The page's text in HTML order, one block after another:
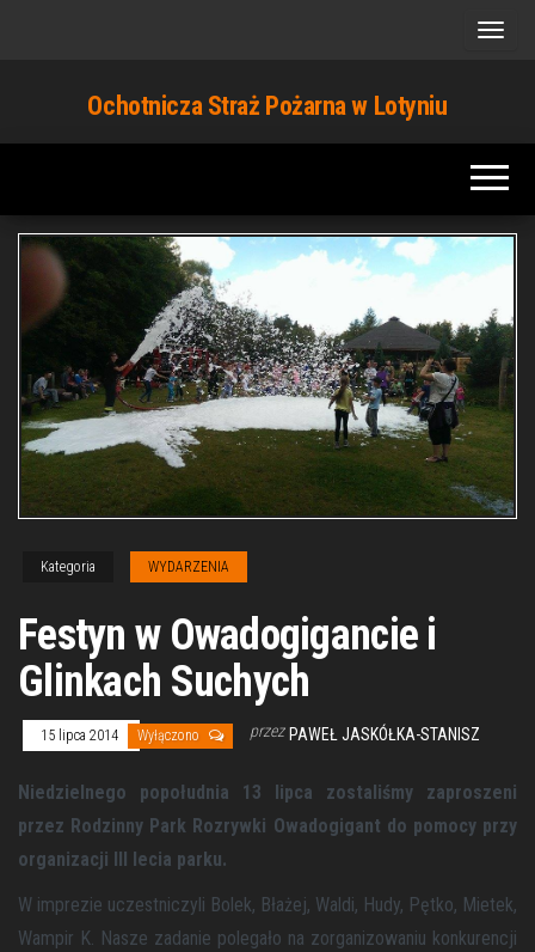
Ochotnicza Straż Pożarna w Lotyniu
Kategoria WYDARZENIA
Festyn w Owadogigancie i
Glinkach Suchych
15 lipca 2014 Wyłączono przez PAWEŁ JASKÓŁKA-STANISZ
Niedzielnego popołudnia 13 lipca zostaliśmy zaproszeni
przez Rodzinny Park Rozrywki Owadogigant do pomocy przy
organizacji III lecia parku.
W imprezie uczestniczyli Bolek, Błażej, Waldi, Hudy, Pętko, Mietek,
Wampir K. Nasze zadanie polegało na zorganizowaniu konkurencji